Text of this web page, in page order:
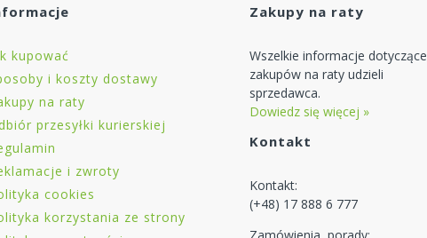
kupować
i koszty dostawy
na raty
przesyłki kurierskiej
i zwroty
cookies
korzystania ze strony
Zakupy na raty
Wszelkie informacje dotyczące
zakupów na raty udzieli
sprzedawca.
Dowiedz się więcej »
Kontakt
Kontakt:
(+48) 17 888 6 777
Zamówienia, porady: